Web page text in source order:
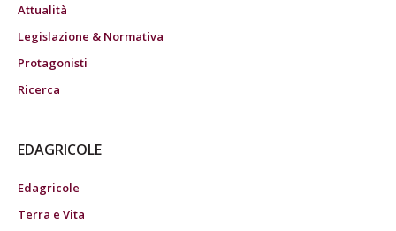
Attualità
Legislazione & Normativa
Protagonisti
Ricerca
EDAGRICOLE
Edagricole
Terra e Vita